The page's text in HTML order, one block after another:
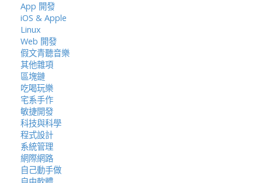
App 開發
iOS & Apple
Linux
Web 開發
假文青聽音樂
其他雜項
區塊鏈
吃喝玩樂
宅系手作
敏捷開發
科技與科學
程式設計
系統管理
網際網路
自己動手做